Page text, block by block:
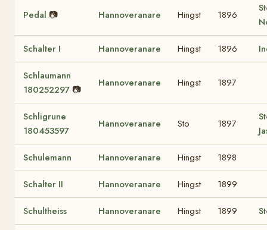
Pedal 📷 Hannoveranare Hingst 1896
Schalter I Hannoveranare Hingst 1896
Schlaumann
180252297 📷
Hannoveranare Hingst 1897
Schligrune
180453597
Hannoveranare Sto 1897
Schulemann Hannoveranare Hingst 1898
Schalter II Hannoveranare Hingst 1899
Schultheiss Hannoveranare Hingst 1899